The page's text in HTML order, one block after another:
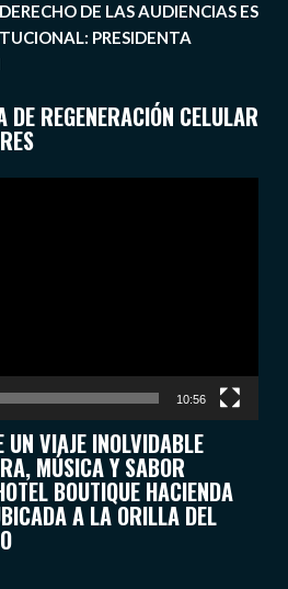
DE LAS AUDIENCIAS ES
PRESIDENTA
DE REGENERACIÓN CELULAR
10:56
VIAJE INOLVIDABLE
MÚSICA Y SABOR
BOUTIQUE HACIENDA
A LA ORILLA DEL